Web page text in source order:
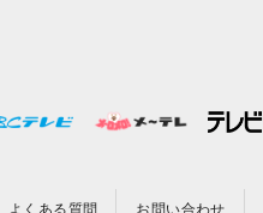
よくある質問 お問い合わせ